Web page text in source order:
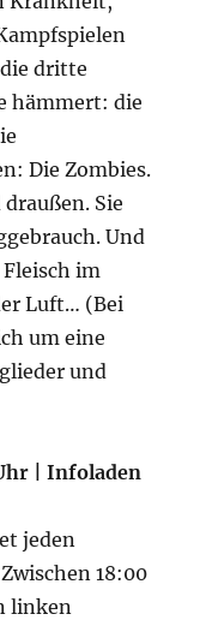
dritte
hämmert: die
Die Zombies.
Sie
Und
im
Luft… (Bei
um eine
und
| Infoladen
jeden
18:00
linken